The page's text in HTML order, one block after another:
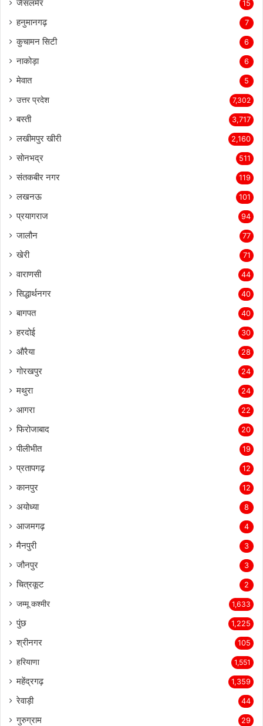
जैसलमेर 15
हनुमानगढ़ 7
कुचामन सिटी 6
नाकोड़ा 6
मेवात 5
उत्तर प्रदेश 7,302
बस्ती 3,717
लखीमपुर खीरी 2,160
सोनभद्र 511
संतकबीर नगर 119
लखनऊ 101
प्रयागराज 94
जालौन 77
खेरी 71
वाराणसी 44
सिद्धार्थनगर 40
बागपत 40
हरदोई 30
औरैया 28
गोरखपुर 24
मथुरा 24
आगरा 22
फिरोजाबाद 20
पीलीभीत 19
प्रतापगढ़ 12
कानपुर 12
अयोध्या 8
आजमगढ़ 4
मैनपुरी 3
जौनपुर 3
चित्रकूट 2
जम्मू कश्मीर 1,633
पुंछ 1,225
श्रीनगर 105
हरियाणा 1,551
महेंद्रगढ़ 1,359
रेवाड़ी 44
गुरुग्राम 29